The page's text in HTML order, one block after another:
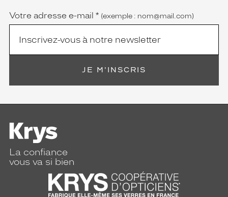
Votre adresse e-mail * (exemple : nom@mail.com)
JE M'INSCRIS
La confiance
vous va si bien